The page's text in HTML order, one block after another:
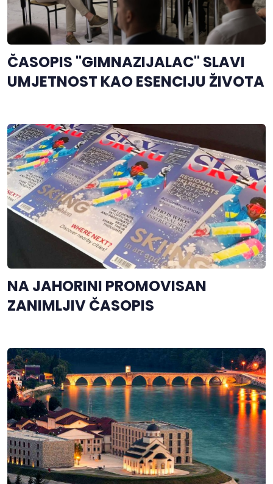
ČASOPIS "GIMNAZIJALAC" SLAVI
UMJETNOST KAO ESENCIJU ŽIVOTA
NA JAHORINI PROMOVISAN
ZANIMLJIV ČASOPIS